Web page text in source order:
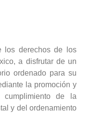
los derechos de los
a disfrutar de un
ordenado para su
la promoción y
de la
y del ordenamiento